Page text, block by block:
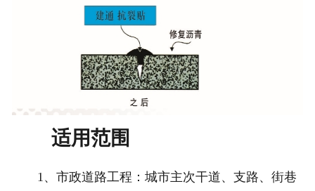
适用范围
1、市政道路工程：城市主次干道、支路、街巷